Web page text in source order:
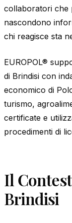
collaboratori che
nascondono
chi reagisce sta
EUROPOL®
di Brindisi con
economico di
turismo,
certificate e
procedimenti di
Il
Brindisi